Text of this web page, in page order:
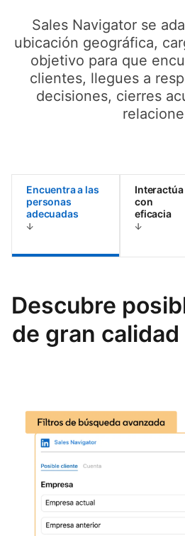
Sales Navigator se
ubicación geográfica,
objetivo para que
clientes, llegues a
decisiones, cierres
Encuentra a las
personas
adecuadas
Interactúa
con
eficacia
Descubre
de gran